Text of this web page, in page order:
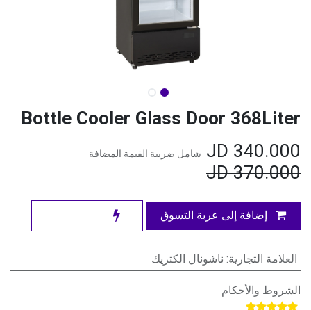
Bottle Cooler Glass Door 368Liter
340.000
شامل ضريبة القيمة المضافة
370.000
JD
إضافة إلى عربة التسوق
العلامة التجارية: ناشونال الكتريك
الشروط والأحكام